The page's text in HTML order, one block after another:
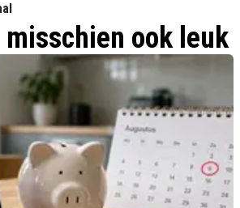
ook leuk